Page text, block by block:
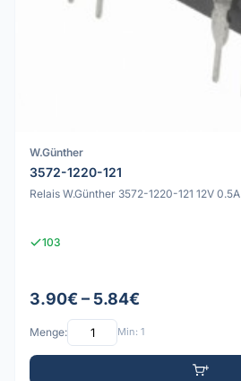
W.Günther
3572-1220-121
Relais W.Günther 3572-1220-121 12V 0.5A
103
3.90€ – 5.84€
Menge: Min: 1